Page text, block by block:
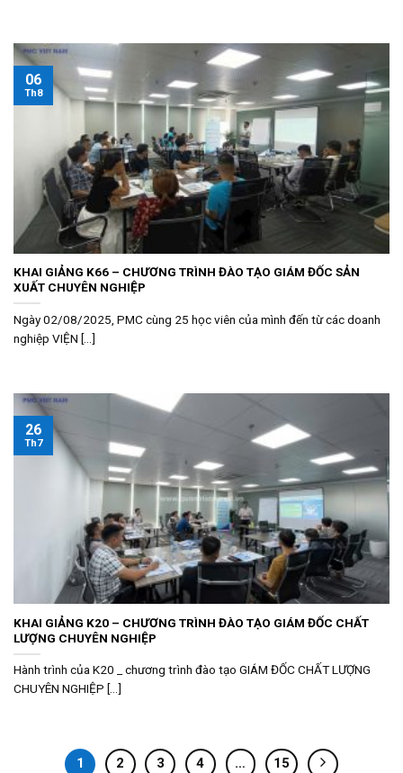
KHAI GIẢNG K66 – CHƯƠNG TRÌNH ĐÀO TẠO GIÁM ĐỐC SẢN
XUẤT CHUYÊN NGHIỆP
Ngày 02/08/2025, PMC cùng 25 học viên của mình đến từ các doanh
nghiệp VIỆN [...]
06
Th8
KHAI GIẢNG K20 – CHƯƠNG TRÌNH ĐÀO TẠO GIÁM ĐỐC CHẤT
LƯỢNG CHUYÊN NGHIỆP
Hành trình của K20 _ chương trình đào tạo GIÁM ĐỐC CHẤT LƯỢNG
CHUYÊN NGHIỆP [...]
26
Th7
1 2 3 4 … 15